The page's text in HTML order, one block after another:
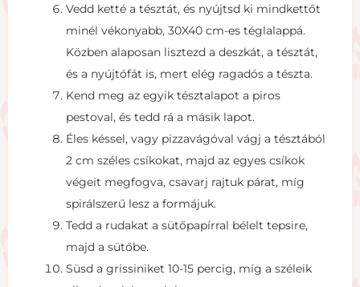
Vedd ketté a tésztát, és nyújtsd ki mindkettőt
minél vékonyabb, 30X40 cm-es téglalappá.
Közben alaposan lisztezd a deszkát, a tésztát,
és a nyújtófát is, mert elég ragadós a tészta.
Kend meg az egyik tésztalapot a piros
pestoval, és tedd rá a másik lapot.
Éles késsel, vagy pizzavágóval vágj a tésztából
2 cm széles csíkokat, majd az egyes csíkok
végeit megfogva, csavarj rajtuk párat, míg
spirálszerű lesz a formájuk.
Tedd a rudakat a sütőpapírral bélelt tepsire,
majd a sütőbe.
Süsd a grissiniket 10-15 percig, míg a széleik